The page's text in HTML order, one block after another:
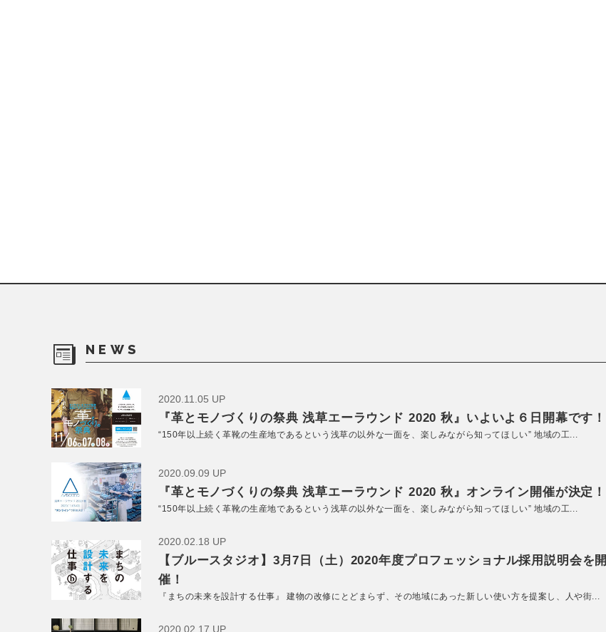
NEWS
2020.11.05 UP
『革とモノづくりの祭典 浅草エーラウンド 2020 秋』いよいよ６日開幕です！
“150年以上続く革靴の生産地であるという浅草の以外な一面を、楽しみながら知ってほしい” 地域の工...
2020.09.09 UP
『革とモノづくりの祭典 浅草エーラウンド 2020 秋』オンライン開催が決定！
“150年以上続く革靴の生産地であるという浅草の以外な一面を、楽しみながら知ってほしい” 地域の工...
2020.02.18 UP
【ブルースタジオ】3月7日（土）2020年度プロフェッショナル採用説明会を開
催！
『まちの未来を設計する仕事』 建物の改修にとどまらず、その地域にあった新しい使い方を提案し、人や街...
2020.02.17 UP